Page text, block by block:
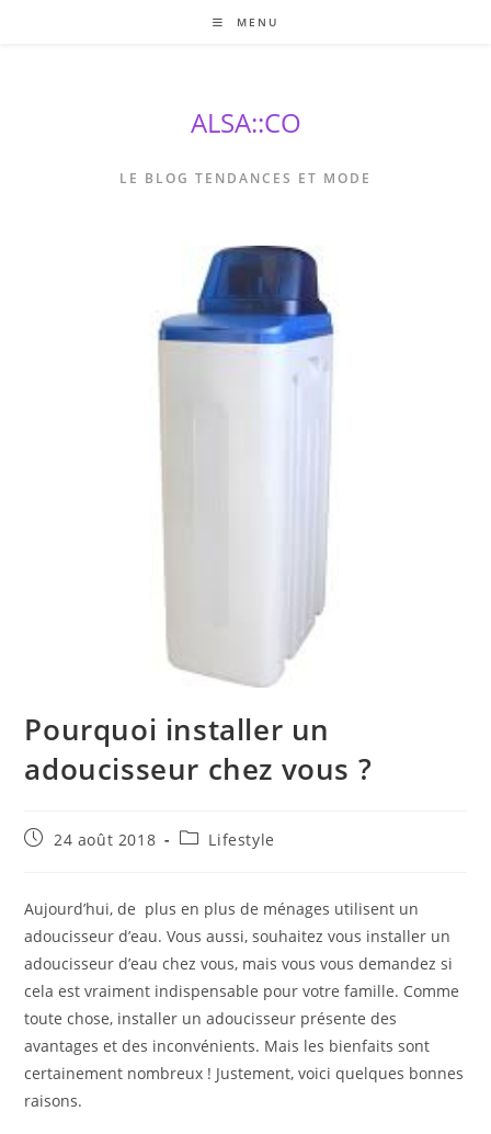
MENU
ALSA::CO
LE BLOG TENDANCES ET MODE
Pourquoi installer un
adoucisseur chez vous ?
Publication
24 août 2018
PostLifestyle
Aujourd’hui, de plus en plus de ménages utilisent un
adoucisseur d’eau. Vous aussi, souhaitez vous installer un
adoucisseur d’eau chez vous, mais vous vous demandez si
cela est vraiment indispensable pour votre famille. Comme
toute chose, installer un adoucisseur présente des
avantages et des inconvénients. Mais les bienfaits sont
certainement nombreux ! Justement, voici quelques bonnes
raisons.